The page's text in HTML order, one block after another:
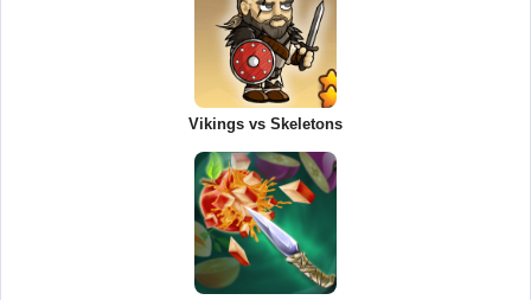
Vikings vs Skeletons